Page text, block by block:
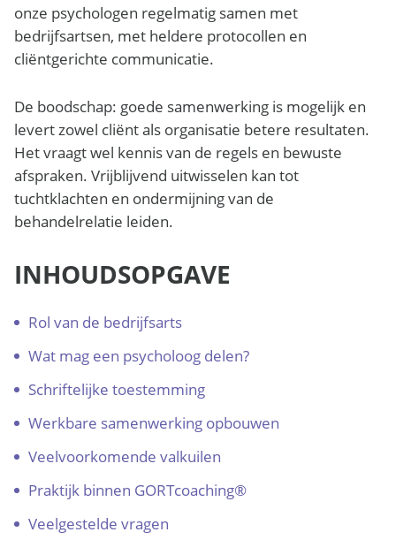
onze psychologen regelmatig samen met
bedrijfsartsen, met heldere protocollen en
cliëntgerichte communicatie.
De boodschap: goede samenwerking is mogelijk en
levert zowel cliënt als organisatie betere resultaten.
Het vraagt wel kennis van de regels en bewuste
afspraken. Vrijblijvend uitwisselen kan tot
tuchtklachten en ondermijning van de
behandelrelatie leiden.
INHOUDSOPGAVE
Rol van de bedrijfsarts
Wat mag een psycholoog delen?
Schriftelijke toestemming
Werkbare samenwerking opbouwen
Veelvoorkomende valkuilen
Praktijk binnen GORTcoaching®
Veelgestelde vragen